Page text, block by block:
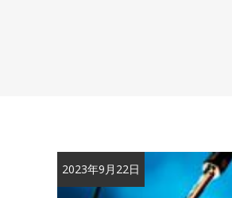
2023年9月22日